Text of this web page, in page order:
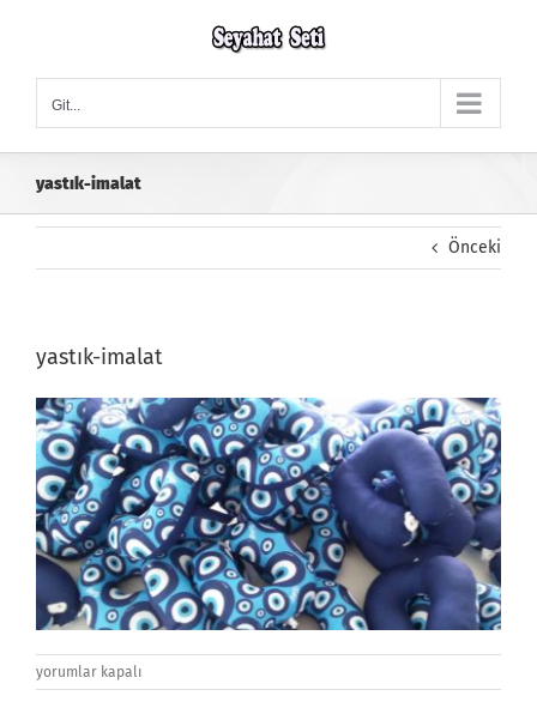
Git...
yastık-imalat
Önceki
yastık-imalat
yastık-
imalat
yorumlar kapalı